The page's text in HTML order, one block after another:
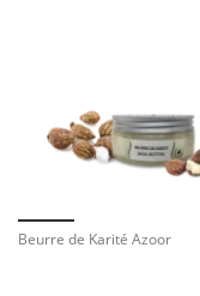
Beurre de Karité Azoor